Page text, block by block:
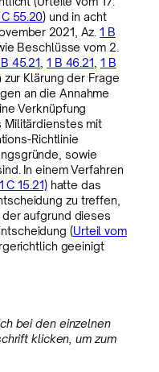
C 55.20) und in acht
2021, Az.1 B
Beschlüsse vom 2.
45.21, 1 B 46.21, 1 B
zur Klärung der Frage
an die Annahme
Verknüpfung
Militärdienstes mit
Richtlinie
sowie
In einem Verfahren
C 15.21)hatte das
zu treffen,
aufgrund dieses
(Urteil vom
geeinigt
bei den einzelnen
klicken, um zum